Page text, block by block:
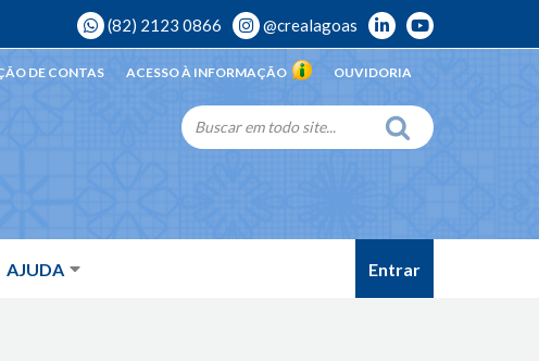
(82) 2123 0866 @crealagoas
AJUDA
OUVIDORIA
ACESSO À INFORMAÇÃO
DE CONTAS
Entrar